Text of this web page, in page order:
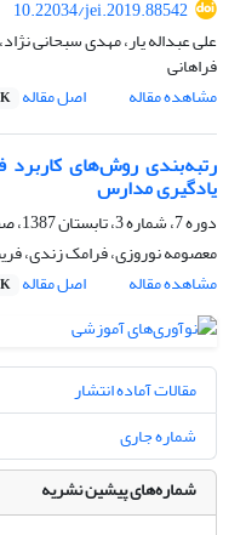
10.22034/jei.2019.88542
علی عبداله یار، مهدی سبحانی
فراهانی
مشاهده مقاله
اصل مقاله
رتبه‌بندی روش‌های کاربرد
یادگیری مدارس
دوره 7، شماره 3، تابستان 1387، صفحه
معصومه نوروزی، فرامک زندی،
مشاهده مقاله
اصل مقاله
مقالات آماده انتشار
شماره جاری
شماره‌های پیشین نشریه